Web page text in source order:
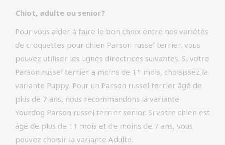
Chiot, adulte ou senior?
Pour vous aider à faire le bon choix entre nos variétés
de croquettes pour chien Parson russel terrier, vous
pouvez utiliser les lignes directrices suivantes. Si votre
Parson russel terrier a moins de 11 mois, choisissez la
variante Puppy. Pour un Parson russel terrier âgé de
plus de 7 ans, nous recommandons la variante
Yourdog Parson russel terrier senior. Si votre chien est
âgé de plus de 11 mois et de moins de 7 ans, vous
pouvez choisir la variante Adulte.